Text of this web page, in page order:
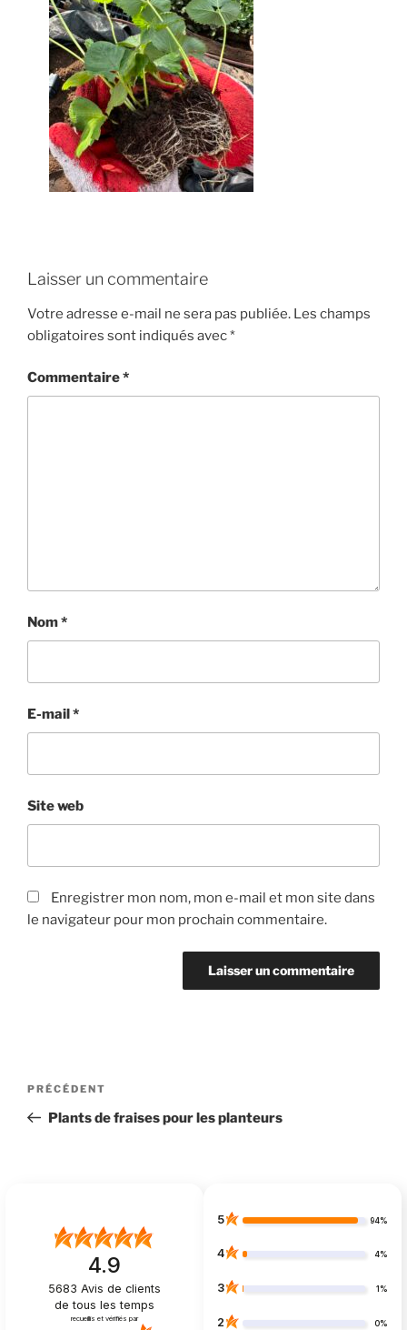
Laisser un commentaire
Votre adresse e-mail ne sera pas publiée. Les champs
obligatoires sont indiqués avec*
Commentaire*
Nom*
E-mail*
Site web
Enregistrer mon nom, mon e-mail et mon site dans
le navigateur pour mon prochain commentaire.
Navigation
l’article
Article
précédent
PRÉCÉDENT
Plants de fraises pour les planteurs
4.9
5683 Avis de clients
de tous les temps
recueillis et vérifiés par
5 94%
4 4%
3 1%
2 0%